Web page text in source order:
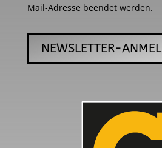
Mail-Adresse beendet werden.
NEWSLETTER-